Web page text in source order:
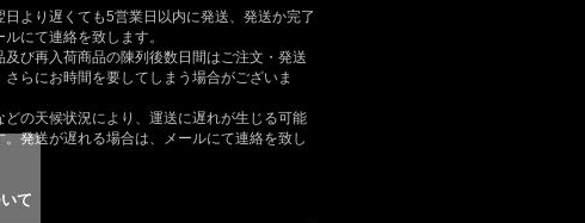
日より遅くても5営業日以内に発送、発送か完了
にて連絡を致します。
及び再入荷商品の陳列後数日間はご注文・発送
さらにお時間を要してしまう場合がございま
の天候状況により、運送に遅れが生じる可能
。発送が遅れる場合は、メールにて連絡を致し
て